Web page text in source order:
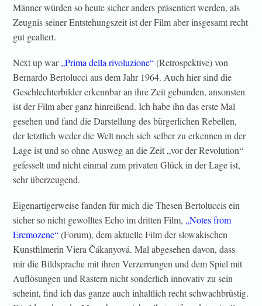
Männer würden so heute sicher anders präsentiert werden, als
Zeugnis seiner Entstehungszeit ist der Film aber insgesamt recht
gut gealtert.
Next up war„Prima della rivoluzione“(Retrospektive) von
Bernardo Bertolucci aus dem Jahr 1964. Auch hier sind die
Geschlechterbilder erkennbar an ihre Zeit gebunden, ansonsten
ist der Film aber ganz hinreißend. Ich habe ihn das erste Mal
gesehen und fand die Darstellung des bürgerlichen Rebellen,
der letztlich weder die Welt noch sich selber zu erkennen in der
Lage ist und so ohne Ausweg an die Zeit „vor der Revolution“
gefesselt und nicht einmal zum privaten Glück in der Lage ist,
sehr überzeugend.
Eigenartigerweise fanden für mich die Thesen Bertoluccis ein
sicher so nicht gewolltes Echo im dritten Film, „Notes from
Eremozene“(Forum), dem aktuelle Film der slowakischen
Kunstfilmerin Viera Čákanyová. Mal abgesehen davon, dass
mir die Bildsprache mit ihren Verzerrungen und dem Spiel mit
Auflösungen und Rastern nicht sonderlich innovativ zu sein
scheint, find ich das ganze auch inhaltlich recht schwachbrüstig.